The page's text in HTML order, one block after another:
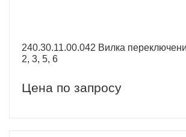
240.30.11.00.042 Вилка
2, 3, 5, 6
Цена по запросу